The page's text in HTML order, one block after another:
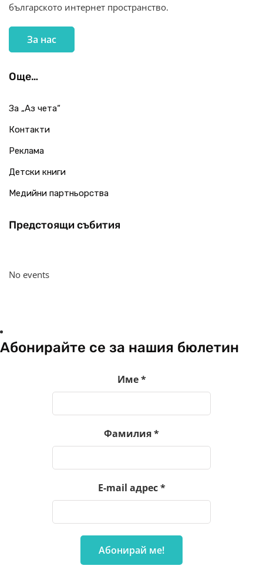
българското интернет пространство.
За нас
Още…
За „Аз чета“
Контакти
Реклама
Детски книги
Медийни партньорства
Предстоящи събития
No events
Абонирайте се за нашия бюлетин
Име*
Фамилия*
E-mail адрес*